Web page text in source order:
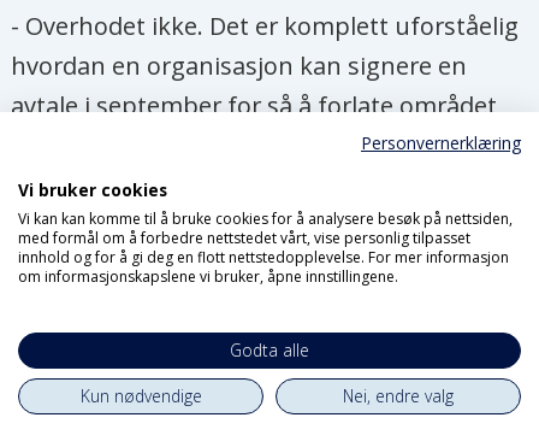
- Overhodet ikke. Det er komplett uforståelig
hvordan en organisasjon kan signere en
avtale i september for så å forlate området
noen måneder senere. Jeg tror det blir
vanskelig for andre internasjonale
organisasjoner å jobbe i de samme
områdene nå, fordi Plans oppførsel har skapt
Gunaratne påpeker at covid-19 og tørke har
gjort situasjonen for de fattigste på
Personvernerklæring
Vi bruker cookies
Vi kan kan komme til å bruke cookies for å analysere besøk på nettsiden,
med formål om å forbedre nettstedet vårt, vise personlig tilpasset
innhold og for å gi deg en flott nettstedopplevelse. For mer informasjon
om informasjonskapslene vi bruker, åpne innstillingene.
Godta alle
Kun nødvendige
Nei, endre valg